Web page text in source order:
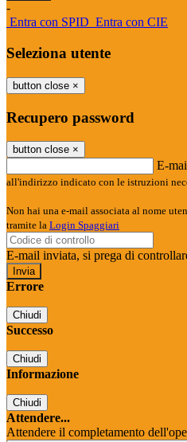
-
Entra con SPID Entra con CIE
Seleziona utente
button close ×
Recupero password
button close ×
E-
all'indirizzo indicato con le istruzioni
Non hai una e-mail associata al nome
tramite la Login Spaggiari
E-mail inviata, si prega di
Errore
Chiudi
Successo
Chiudi
Informazione
Chiudi
Attendere...
Attendere il completamento